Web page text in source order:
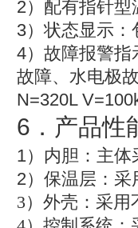
2）配有指针型
3）状态显示
4）故障报警
故障、水电极
N=320L
6 ．产品
1） 内胆：主体
2） 保温层：采
3）外壳：采用